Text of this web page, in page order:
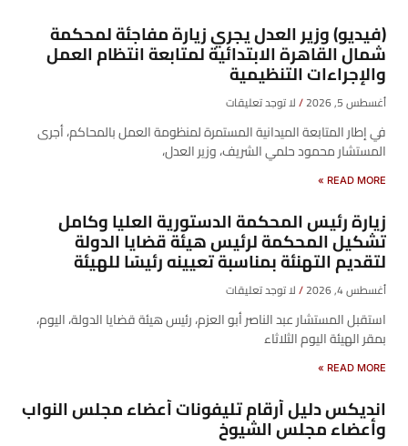
(فيديو) وزير العدل يجري زيارة مفاجئة لمحكمة
شمال القاهرة الابتدائية لمتابعة انتظام العمل
والإجراءات التنظيمية
أغسطس 5, 2026 لا توجد تعليقات
في إطار المتابعة الميدانية المستمرة لمنظومة العمل بالمحاكم، أجرى
المستشار محمود حلمي الشريف، وزير العدل،
READ MORE »
زيارة رئيس المحكمة الدستورية العليا وكامل
تشكيل المحكمة لرئيس هيئة قضايا الدولة
لتقديم التهنئة بمناسبة تعيينه رئيسًا للهيئة
أغسطس 4, 2026 لا توجد تعليقات
​استقبل المستشار عبد الناصر أبو العزم، رئيس هيئة قضايا الدولة، اليوم،
بمقر الهيئة اليوم الثلاثاء
READ MORE »
انديكس دليل أرقام تليفونات أعضاء مجلس النواب
وأعضاء مجلس الشيوخ